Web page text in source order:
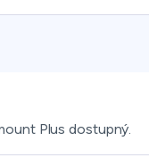
Plus dostupný.